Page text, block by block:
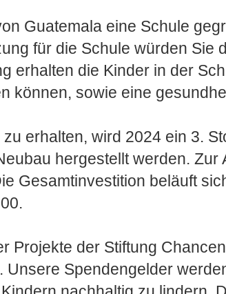
Guatemala eine Schule
für die Schule würden
erhalten die Kinder in der
können, sowie eine
erhalten, wird 2024 ein 3.
hergestellt werden.
Gesamtinvestition beläuft
Projekte der Stiftung
Spendengelder